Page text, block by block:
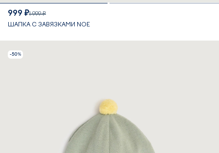
999 ₽1 999 ₽
ШАПКА С ЗАВЯЗКАМИ NOE
-50%